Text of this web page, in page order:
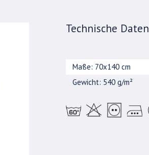
Technische Daten
Maße: 70x140 cm
Gewicht: 540 g/m²